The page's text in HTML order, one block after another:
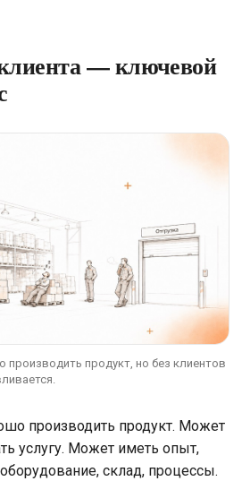
— ключевой
продукт, но без клиентов
производить продукт. Может
услугу. Может иметь опыт,
склад, процессы.